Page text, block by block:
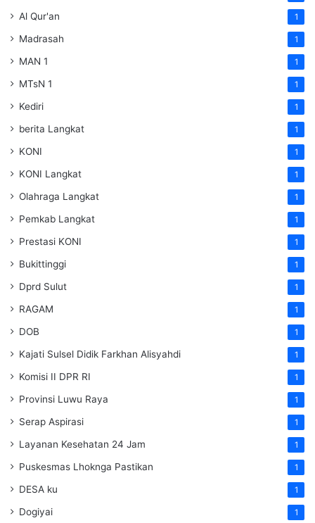
Al Qur'an 1
Madrasah 1
MAN 1 1
MTsN 1 1
Kediri 1
berita Langkat 1
KONI 1
KONI Langkat 1
Olahraga Langkat 1
Pemkab Langkat 1
Prestasi KONI 1
Bukittinggi 1
Dprd Sulut 1
RAGAM 1
DOB 1
Kajati Sulsel Didik Farkhan Alisyahdi 1
Komisi II DPR RI 1
Provinsi Luwu Raya 1
Serap Aspirasi 1
Layanan Kesehatan 24 Jam 1
Puskesmas Lhoknga Pastikan 1
DESA ku 1
Dogiyai 1